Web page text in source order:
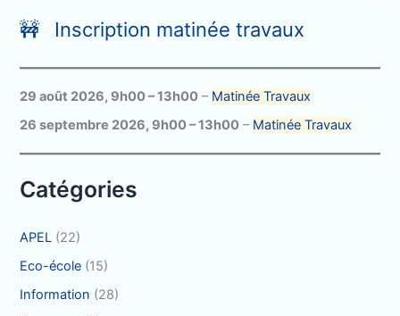
h
e
r
c
h
🚧 Inscription matinée travaux
29 août 2026, 9h00–13h00 – Matinée Travaux
26 septembre 2026, 9h00–13h00 – Matinée Travaux
Catégories
APEL (22)
Eco-école (15)
Information (28)